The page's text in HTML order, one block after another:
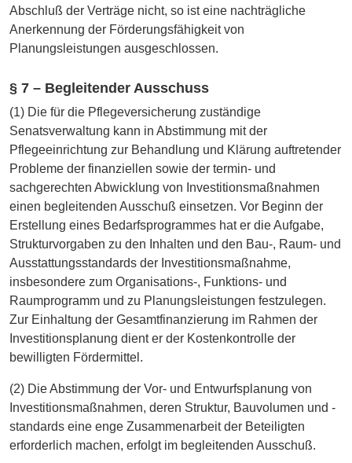
Abschluß der Verträge nicht, so ist eine nachträgliche
Anerkennung der Förderungsfähigkeit von
Planungsleistungen ausgeschlossen.
§ 7 – Begleitender Ausschuss
(1) Die für die Pflegeversicherung zuständige
Senatsverwaltung kann in Abstimmung mit der
Pflegeeinrichtung zur Behandlung und Klärung auftretender
Probleme der finanziellen sowie der termin- und
sachgerechten Abwicklung von Investitionsmaßnahmen
einen begleitenden Ausschuß einsetzen. Vor Beginn der
Erstellung eines Bedarfsprogrammes hat er die Aufgabe,
Strukturvorgaben zu den Inhalten und den Bau-, Raum- und
Ausstattungsstandards der Investitionsmaßnahme,
insbesondere zum Organisations-, Funktions- und
Raumprogramm und zu Planungsleistungen festzulegen.
Zur Einhaltung der Gesamtfinanzierung im Rahmen der
Investitionsplanung dient er der Kostenkontrolle der
bewilligten Fördermittel.
(2) Die Abstimmung der Vor- und Entwurfsplanung von
Investitionsmaßnahmen, deren Struktur, Bauvolumen und -
standards eine enge Zusammenarbeit der Beteiligten
erforderlich machen, erfolgt im begleitenden Ausschuß.